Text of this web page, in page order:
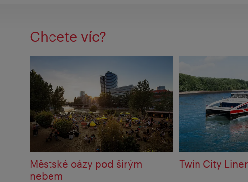
Chcete víc?
Městské oázy pod širým
nebem
Twin City Liner